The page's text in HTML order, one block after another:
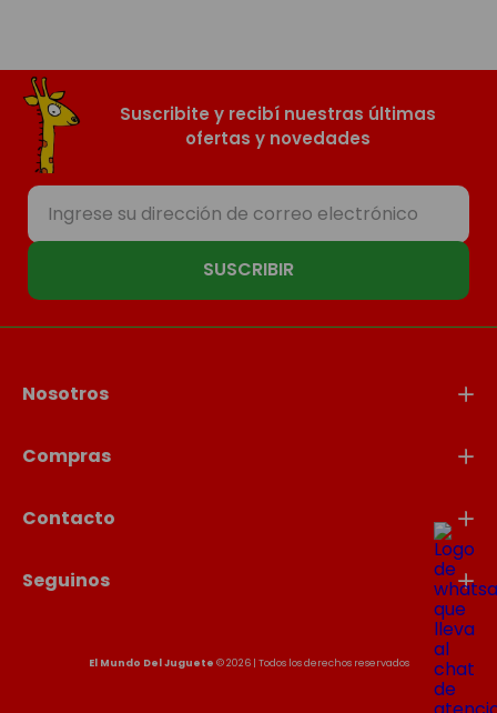
Suscribite y recibí nuestras últimas
ofertas y novedades
SUSCRIBIR
Nosotros
Compras
Contacto
Seguinos
El Mundo Del Juguete © 2026 | Todos los derechos reservados